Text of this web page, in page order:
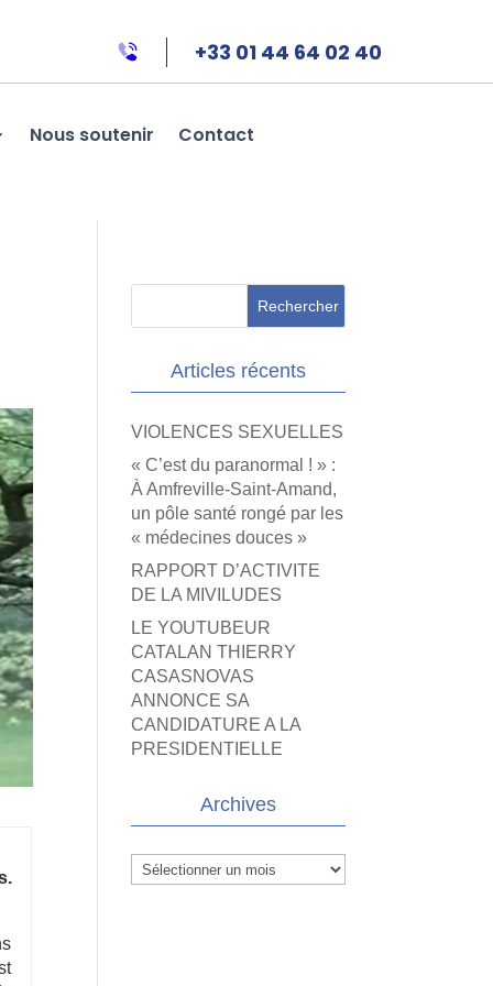
+33 01 44 64 02 40
Nous soutenir Contact
Articles récents
VIOLENCES SEXUELLES
« C’est du paranormal ! » :
À Amfreville-Saint-Amand,
un pôle santé rongé par les
« médecines douces »
RAPPORT D’ACTIVITE
DE LA MIVILUDES
LE YOUTUBEUR
CATALAN THIERRY
CASASNOVAS
ANNONCE SA
CANDIDATURE A LA
PRESIDENTIELLE
Archives
Archives